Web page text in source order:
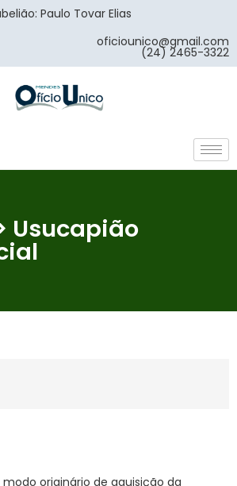
Paulo Tovar Elias
oficiounico@gmail.com
(24) 2465-3322
Usucapião
originário de aquisição da